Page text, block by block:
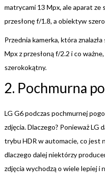
matrycami 13 Mpx, ale aparat
przesłonę f/1.8, a obiektyw
Przednia kamerka, która
Mpx z przesłoną f/2.2 i co
szerokokątny.
2. Pochmurna
LG G6 podczas pochmurnej
zdjęcia. Dlaczego? Ponieważ LG
trybu HDR w automacie, co jest
dlaczego dalej niektórzy
zdjęcia wychodzą o wiele lepiej i